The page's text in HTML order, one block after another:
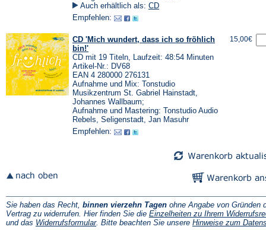
Auch erhältlich als: CD
Empfehlen:
CD 'Mich wundert, dass ich so fröhlich
bin!'
CD mit 19 Titeln, Laufzeit: 48:54 Minuten
Artikel-Nr.: DV68
EAN 4 280000 276131
Aufnahme und Mix: Tonstudio
Musikzentrum St. Gabriel Hainstadt,
Johannes Wallbaum;
Aufnahme und Mastering: Tonstudio Audio
Rebels, Seligenstadt, Jan Masuhr
Empfehlen:
15,00€
Sie haben das Recht, binnen vierzehn Tagen ohne Angabe von Gründen
Vertrag zu widerrufen. Hier finden Sie die Einzelheiten zu Ihrem
und das Widerrufsformular(Öffnet
. Bitte beachten Sie unsere Hinweise zum